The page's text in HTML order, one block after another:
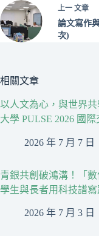
上一 文章
論文寫作
次)
相關文章
以人文為心，與世界
大學 PULSE 2026 國際
2026 年 7 月 7 日
青銀共創破鴻溝！「
學生與長者用科技譜
2026 年 7 月 3 日